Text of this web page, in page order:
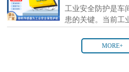
工业安全防护是车
患的关键。当前工
MORE+